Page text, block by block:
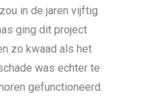
in de jaren vijftig
ging dit project
zo kwaad als het
was echter te
gefunctioneerd.